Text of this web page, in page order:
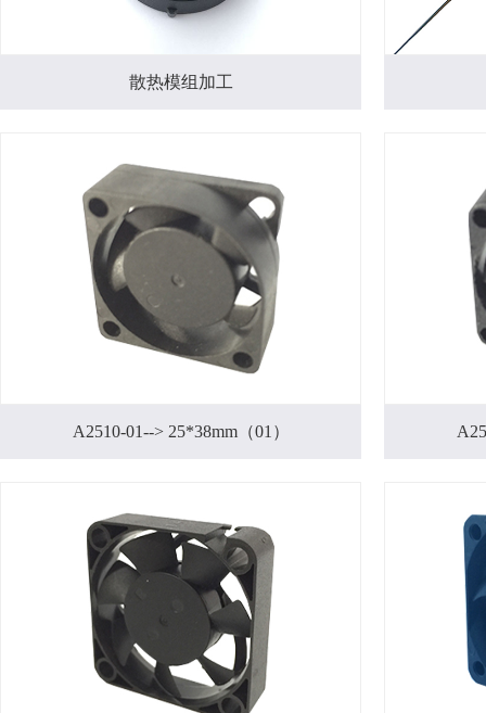
散热模组加工
A2510-01--> 25*38mm（01）